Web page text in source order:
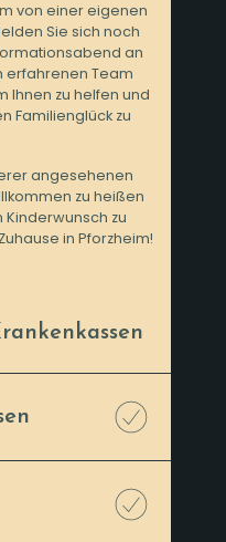
von einer eigenen
Sie sich noch
an
erfahrenen Team
Ihnen zu helfen und
Familienglück zu
angesehenen
zu heißen
zu
in Pforzheim!